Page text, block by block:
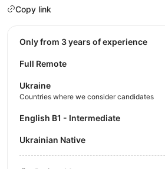
Copy link
Only from 3 years of experience
Full Remote
Ukraine
Countries where we consider candidates
English B1 - Intermediate
Ukrainian Native